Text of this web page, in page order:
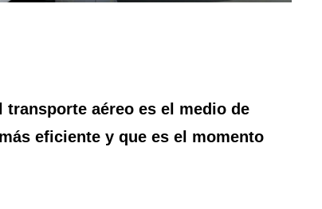
transporte aéreo es el medio de
eficiente y que es el momento